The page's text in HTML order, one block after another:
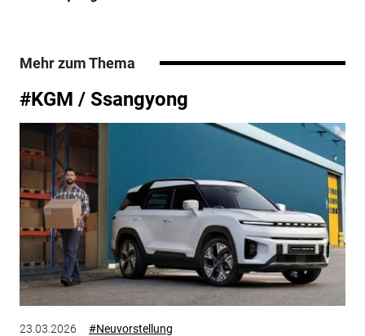
Mehr zum Thema
#KGM / Ssangyong
23.03.2026 #Neuvorstellung